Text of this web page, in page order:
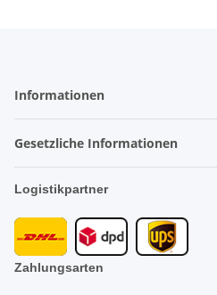
Informationen
Gesetzliche Informationen
Logistikpartner
Zahlungsarten